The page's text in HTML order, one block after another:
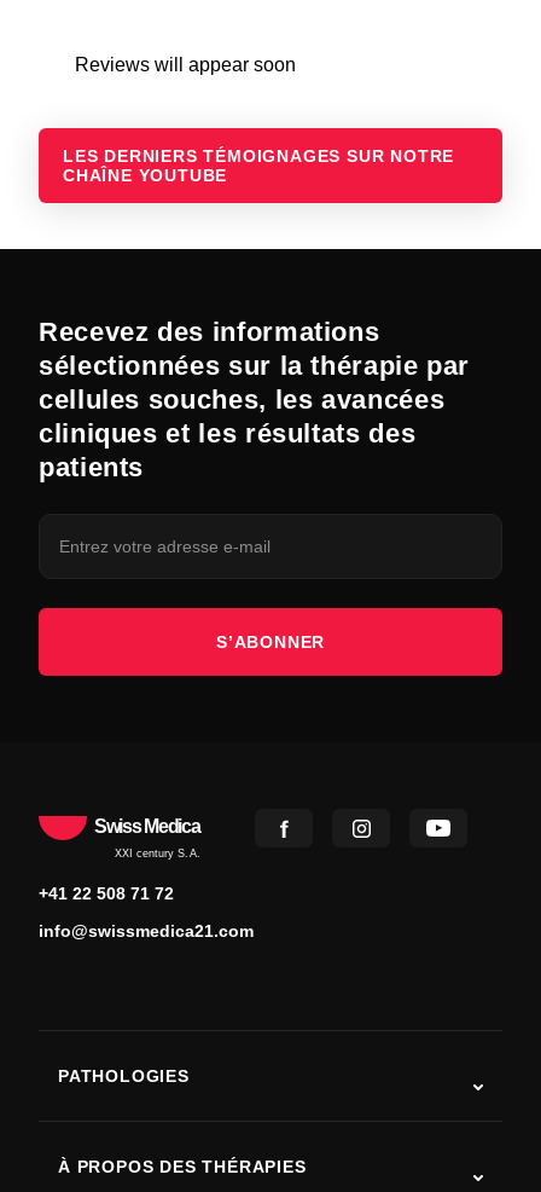
Reviews will appear soon
LES DERNIERS TÉMOIGNAGES SUR NOTRE
CHAÎNE YOUTUBE
Recevez des informations
sélectionnées sur la thérapie par
cellules souches, les avancées
cliniques et les résultats des
patients
S’ABONNER
Swiss Medica
XXI century S.A.
+41 22 508 71 72
info@swissmedica21.com
PATHOLOGIES
À PROPOS DES THÉRAPIES